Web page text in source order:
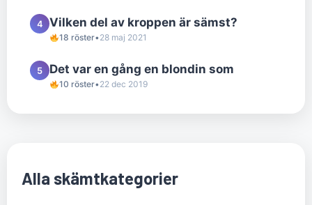
4 Vilken del av kroppen är sämst?
18 röster•28 maj 2021
5 Det var en gång en blondin som
10 röster•22 dec 2019
Alla skämtkategorier